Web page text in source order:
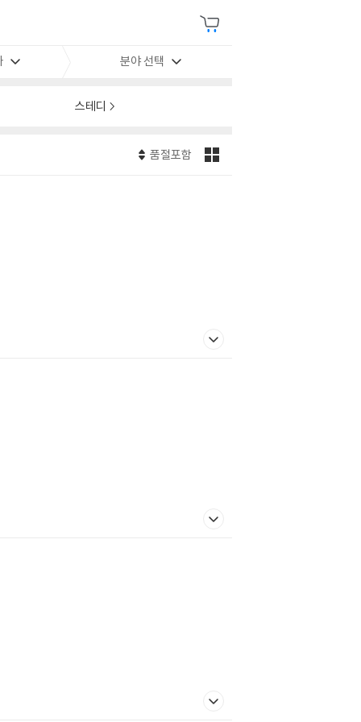
분야 선택
스테디
품절포함